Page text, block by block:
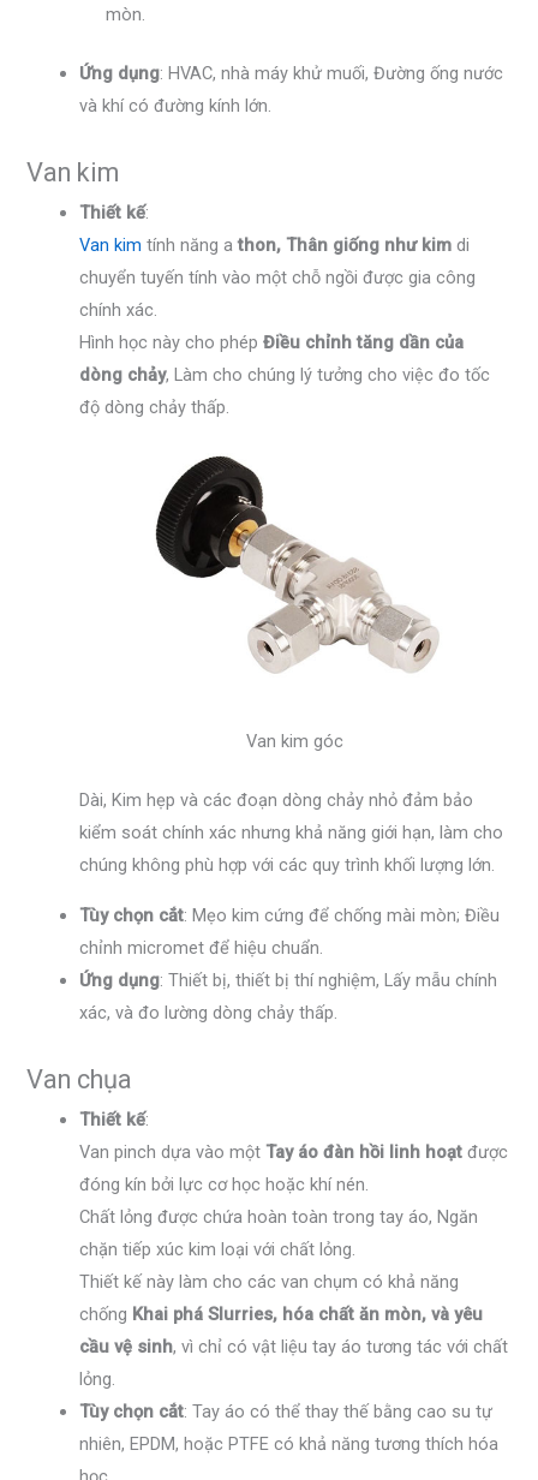
mòn.
Ứng dụng: HVAC, nhà máy khử muối, Đường ống nước
và khí có đường kính lớn.
Van kim
Thiết kế:
Van kim tính năng athon, Thân giống như kim di
chuyển tuyến tính vào một chỗ ngồi được gia công
chính xác.
Hình học này cho phépĐiều chỉnh tăng dần của
dòng chảy, Làm cho chúng lý tưởng cho việc đo tốc
độ dòng chảy thấp.
Van kim góc
Dài, Kim hẹp và các đoạn dòng chảy nhỏ đảm bảo
kiểm soát chính xác nhưng khả năng giới hạn, làm cho
chúng không phù hợp với các quy trình khối lượng lớn.
Tùy chọn cắt: Mẹo kim cứng để chống mài mòn; Điều
chỉnh micromet để hiệu chuẩn.
Ứng dụng: Thiết bị, thiết bị thí nghiệm, Lấy mẫu chính
xác, và đo lường dòng chảy thấp.
Van chụa
Thiết kế:
Van pinch dựa vào mộtTay áo đàn hồi linh hoạt được
đóng kín bởi lực cơ học hoặc khí nén.
Chất lỏng được chứa hoàn toàn trong tay áo, Ngăn
chặn tiếp xúc kim loại với chất lỏng.
Thiết kế này làm cho các van chụm có khả năng
chống Khai phá Slurries, hóa chất ăn mòn, và yêu
cầu vệ sinh, vì chỉ có vật liệu tay áo tương tác với chất
lỏng.
Tùy chọn cắt: Tay áo có thể thay thế bằng cao su tự
nhiên, EPDM, hoặc PTFE có khả năng tương thích hóa